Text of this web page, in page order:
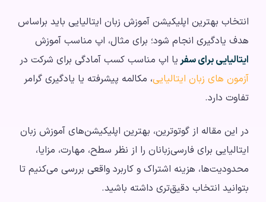
انتخاب بهترین اپلیکیشن آموزش زبان ایتالیایی باید براساس
هدف یادگیری انجام شود؛ برای مثال، اپ مناسب آموزش
ایتالیایی برای سفریا اپ مناسب کسب آمادگی برای شرکت در
آزمون های زبان ایتالیایی، مکالمه پیشرفته یا یادگیری گرامر
تفاوت دارد.
در این مقاله از گوتوترین، بهترین اپلیکیشن‌های آموزش زبان
ایتالیایی برای فارسی‌زبانان را از نظر سطح، مهارت، مزایا،
محدودیت‌ها، هزینه اشتراک و کاربرد واقعی بررسی می‌کنیم تا
بتوانید انتخاب دقیق‌تری داشته باشید.